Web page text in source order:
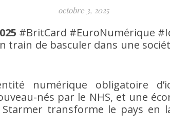
octobre 3, 2025
#BritCard #EuroNumérique
train de basculer dans une
numérique obligatoire
nés par le NHS, et une
transforme le pays en